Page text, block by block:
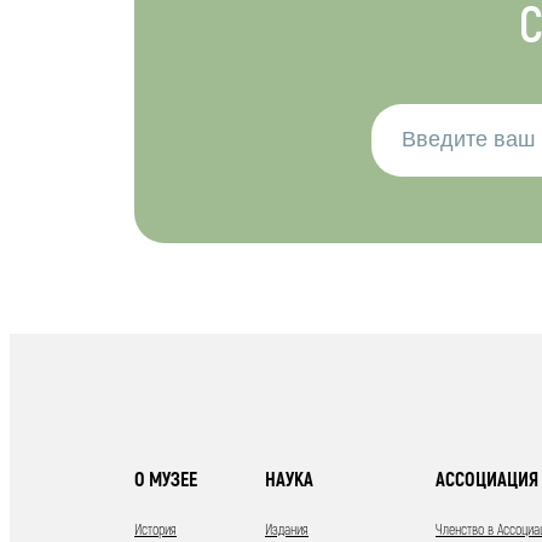
О МУЗЕЕ
История
НАУКА
Издания
АССОЦИАЦИЯ
Членство в